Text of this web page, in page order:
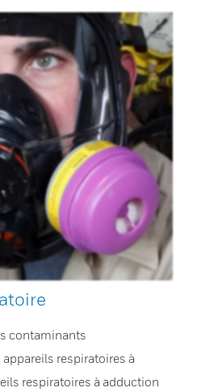
contaminants
respiratoires à
respiratoires à adduction